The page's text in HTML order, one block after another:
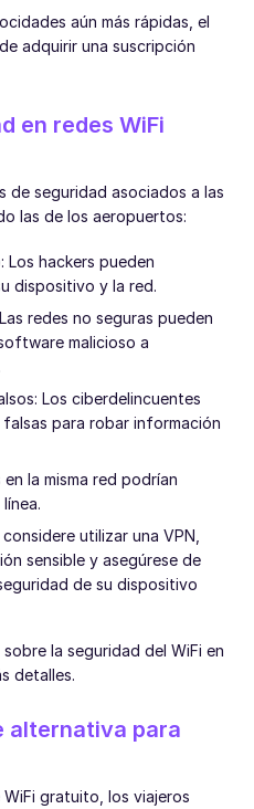
aún más rápidas, el
adquirir una suscripción
en redes WiFi
de seguridad asociados a las
las de los aeropuertos:
Los hackers pueden
dispositivo y la red.
redes no seguras pueden
malicioso a
Los ciberdelincuentes
para robar información
la misma red podrían
utilizar una VPN,
sensible y asegúrese de
de su dispositivo
la seguridad del WiFi en
detalles.
alternativa para
gratuito, los viajeros